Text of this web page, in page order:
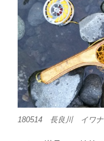
180514 長良川 イワナ